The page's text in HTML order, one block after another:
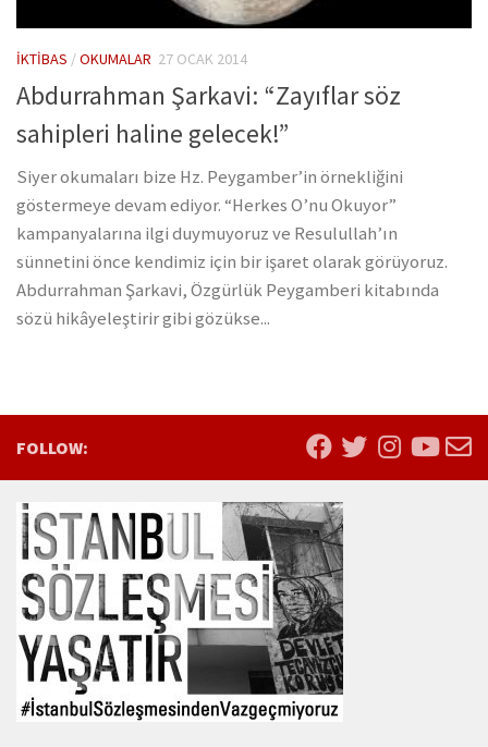
İKTIBAS /OKUMALAR 27 OCAK 2014
Abdurrahman Şarkavi: “Zayıflar söz
sahipleri haline gelecek!”
Siyer okumaları bize Hz. Peygamber’in örnekliğini
göstermeye devam ediyor. “Herkes O’nu Okuyor”
kampanyalarına ilgi duymuyoruz ve Resulullah’ın
sünnetini önce kendimiz için bir işaret olarak görüyoruz.
Abdurrahman Şarkavi, Özgürlük Peygamberi kitabında
sözü hikâyeleştirir gibi gözükse...
FOLLOW: